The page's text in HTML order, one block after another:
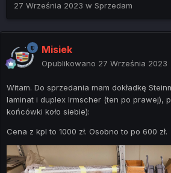
27 Września 2023 w Sprzedam
Misiek
Opublikowano 27 Września 2023
Witam. Do sprzedania mam dokładkę
laminat i duplex Irmscher (ten po prawej),
końcówki koło siebie):
Cena z kpl to 1000 zł. Osobno to po 600 zł.